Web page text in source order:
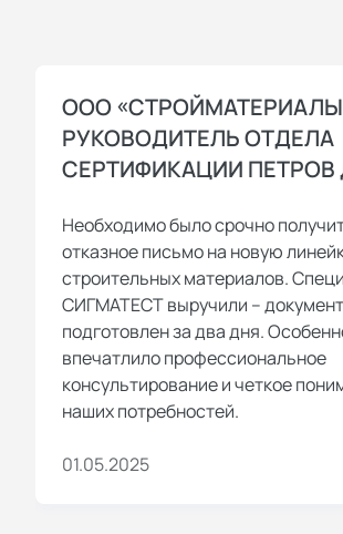
ООО
РУКОВОДИТЕЛЬ ОТДЕЛА
СЕРТИФИКАЦИИ ПЕТРОВ
Необходимо было срочно
отказное письмо на новую
строительных материалов.
СИГМАТЕСТ выручили –
подготовлен за два дня.
впечатлило профессиональное
консультирование и четкое
наших потребностей.
01.05.2025